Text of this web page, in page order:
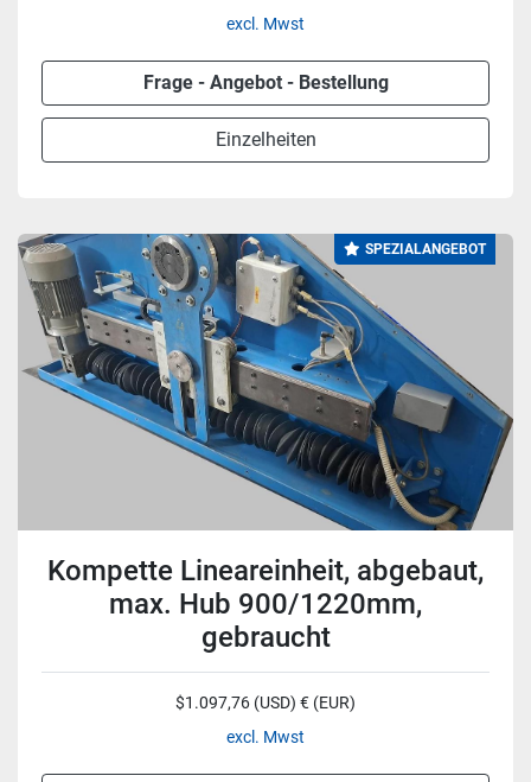
excl. Mwst
Frage - Angebot - Bestellung
Einzelheiten
SPEZIALANGEBOT
Kompette Lineareinheit, abgebaut,
max. Hub 900/1220mm,
gebraucht
$1.097,76 (USD) € (EUR)
excl. Mwst